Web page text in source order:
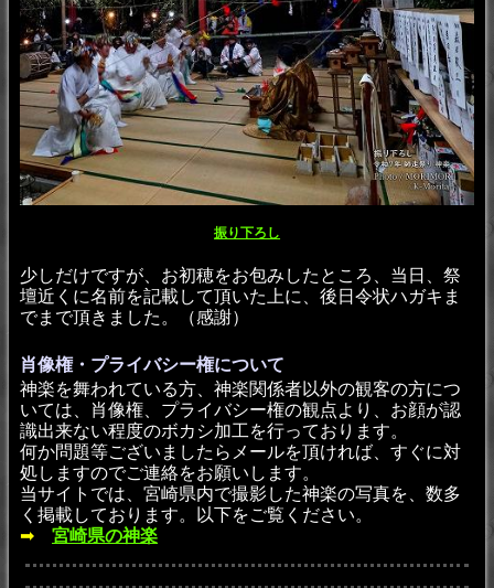
振り下ろし
少しだけですが、お初穂をお包みしたところ、当日、祭
壇近くに名前を記載して頂いた上に、後日令状ハガキま
でまで頂きました。（感謝）
肖像権・プライバシー権について
神楽を舞われている方、神楽関係者以外の観客の方につ
いては、肖像権、プライバシー権の観点より、お顔が認
識出来ない程度のボカシ加工を行っております。
何か問題等ございましたらメールを頂ければ、すぐに対
処しますのでご連絡をお願いします。
当サイトでは、宮崎県内で撮影した神楽の写真を、数多
く掲載しております。以下をご覧ください。
➡
宮崎県の神楽